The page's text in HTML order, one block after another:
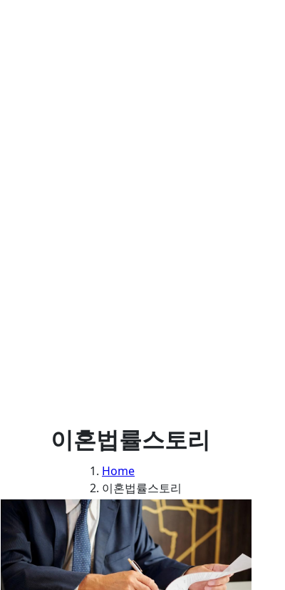
이혼법률스토리
Home
이혼법률스토리